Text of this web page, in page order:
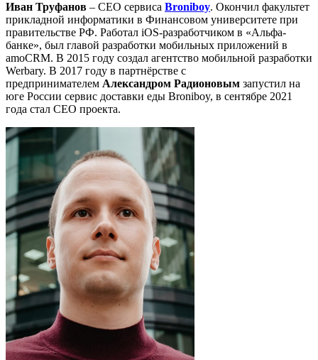
Иван Труфанов – СЕО сервиса Broniboy. Окончил факультет
прикладной информатики в Финансовом университете при
правительстве РФ. Работал iOS-разработчиком в «Альфа-
банке», был главой разработки мобильных приложений в
amoCRM. В 2015 году создал агентство мобильной разработки
Werbary. В 2017 году в партнёрстве с
предпринимателем Александром Радионовым запустил на
юге России сервис доставки еды Broniboy, в сентябре 2021
года стал СЕО проекта.